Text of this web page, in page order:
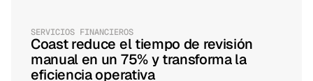
SERVICIOS FINANCIEROS
Coast reduce el tiempo de revisión
manual en un 75% y transforma la
eficiencia operativa